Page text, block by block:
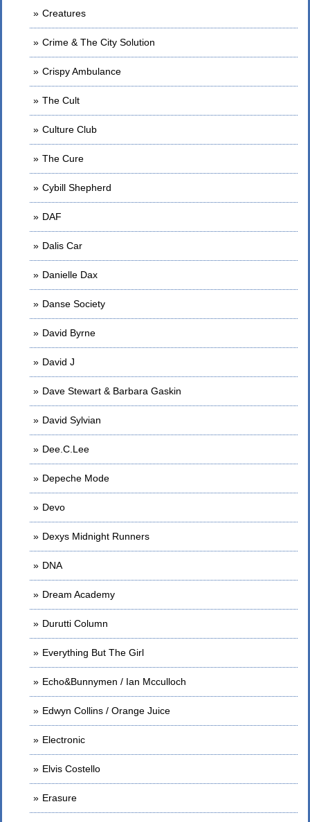
Creatures
Crime & The City Solution
Crispy Ambulance
The Cult
Culture Club
The Cure
Cybill Shepherd
DAF
Dalis Car
Danielle Dax
Danse Society
David Byrne
David J
Dave Stewart & Barbara Gaskin
David Sylvian
Dee.C.Lee
Depeche Mode
Devo
Dexys Midnight Runners
DNA
Dream Academy
Durutti Column
Everything But The Girl
Echo&Bunnymen / Ian Mcculloch
Edwyn Collins / Orange Juice
Electronic
Elvis Costello
Erasure